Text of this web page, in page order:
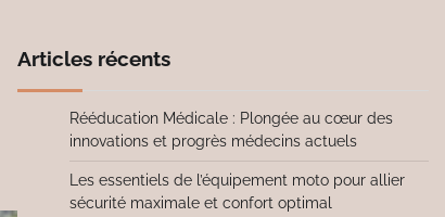
Articles récents
Rééducation Médicale : Plongée au cœur des
innovations et progrès médecins actuels
Les essentiels de l’équipement moto pour allier
sécurité maximale et confort optimal